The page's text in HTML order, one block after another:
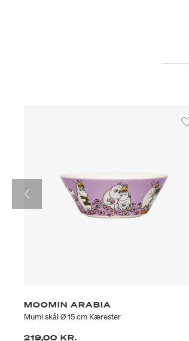
MOOMIN ARABIA
Mumi skål Ø 15 cm Kærester
219,00 KR.